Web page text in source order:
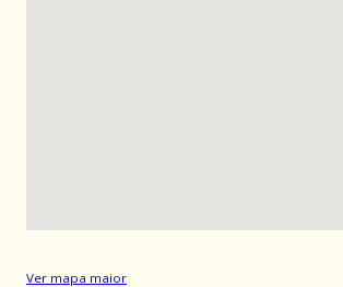
Ver mapa maior